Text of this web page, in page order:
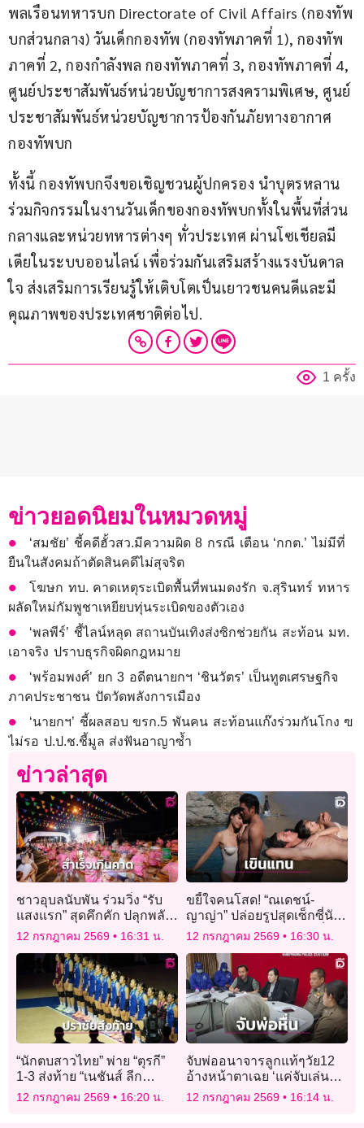
พลเรือนทหารบก Directorate of Civil Affairs (กองทัพ
บกส่วนกลาง) วันเด็กกองทัพ (กองทัพภาคที่ 1), กองทัพ
ภาคที่ 2, กองกำลังพล กองทัพภาคที่ 3, กองทัพภาคที่ 4,
ศูนย์ประชาสัมพันธ์หน่วยบัญชาการสงครามพิเศษ, ศูนย์
ประชาสัมพันธ์หน่วยบัญชาการป้องกันภัยทางอากาศ
กองทัพบก
ทั้งนี้ กองทัพบกจึงขอเชิญชวนผู้ปกครอง นำบุตรหลาน
ร่วมกิจกรรมในงานวันเด็กของกองทัพบกทั้งในพื้นที่ส่วน
กลางและหน่วยทหารต่างๆ ทั่วประเทศ ผ่านโซเชียลมี
เดียในระบบออนไลน์ เพื่อร่วมกันเสริมสร้างแรงบันดาล
ใจ ส่งเสริมการเรียนรู้ให้เติบโตเป็นเยาวชนคนดีและมี
คุณภาพของประเทศชาติต่อไป.
1 ครั้ง
ข่าวยอดนิยมในหมวดหมู่
‘สมชัย’ ชี้คดีฮั้วสว.มีความผิด 8 กรณี เตือน ‘กกต.’ ไม่มีที่
ยืนในสังคมถ้าตัดสินคดีไม่สุจริต
โฆษก ทบ. คาดเหตุระเบิดพื้นที่พนมดงรัก จ.สุรินทร์ ทหาร
ผลัดใหม่กัมพูชาเหยียบทุ่นระเบิดของตัวเอง
‘พลพีร์’ ชี้ไลน์หลุด สถานบันเทิงส่งซิกช่วยกัน สะท้อน มท.
เอาจริง ปราบธุรกิจผิดกฎหมาย
‘พร้อมพงศ์’ ยก 3 อดีตนายกฯ ‘ชินวัตร’ เป็นทูตเศรษฐกิจ
ภาคประชาชน ปัดวัดพลังการเมือง
‘นายกฯ’ ชี้ผลสอบ ขรก.5 พันคน สะท้อนแก๊งร่วมกันโกง ฃ
ไม่รอ ป.ป.ช.ชี้มูล ส่งฟันอาญาซ้ำ
ข่าวล่าสุด
ชาวอุบลนับพัน ร่วมวิ่ง “รับ
แสงแรก” สุดคึกคัก ปลุกพลัง
เมืองสุขภาวะ “อุบล อยู่ดี”
สำเร็จเกินคาด!
12 กรกฎาคม 2569 16:31 น.
ขยี้ใจคนโสด! “ณเดชน์-
ญาญ่า” ปล่อยรูปสุดเซ็กซี่นับ
ถอยหลังเข้าพิธีแต่งงานที่
12 กรกฎาคม 2569 16:30 น.
“นักตบสาวไทย” พ่าย “ตุรกี”
1-3 ส่งท้าย “เนชันส์ ลีก
2026” พร้อมลุยต่อ “ศึก SEA
V CUP 2026”
12 กรกฎาคม 2569 16:20 น.
จับพ่ออนาจารลูกแท้ๆวัย12
อ้างหน้าตาเฉย ‘แค่จับเล่นๆ’
สวนผลแพทย์รอยฉีกขาดชัด
12 กรกฎาคม 2569 16:14 น.